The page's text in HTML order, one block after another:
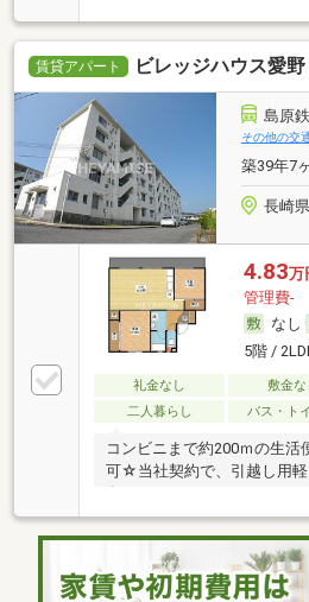
賃貸アパート ビレッジハウス愛
島原
その他の交
築39年7
長崎
4.83万
管理費-
なし
5階 /
礼金なし 敷金な
二人暮らし
バス・ト
コンビニまで約200ｍの生
可☆当社契約で、引越し用軽
有